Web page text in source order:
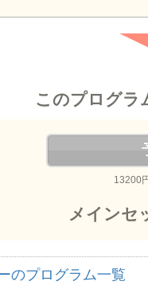
このプログラ
13200
メインセ
のプログラム一覧